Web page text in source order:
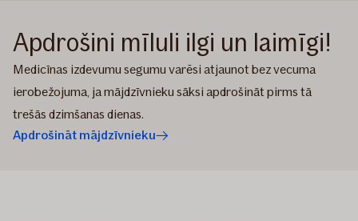
Apdrošini mīluli ilgi un laimīgi!
Medicīnas izdevumu segumu varēsi atjaunot bez vecuma
ierobežojuma, ja mājdzīvnieku sāksi apdrošināt pirms tā
trešās dzimšanas dienas.
Apdrošināt mājdzīvnieku